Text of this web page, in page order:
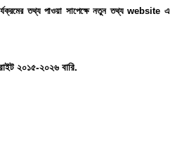
কার্যক্রমের তথ্য পাওয়া সাপেক্ষে নতুন তথ্য website এ
২০১৫-২০২৬ বারি.